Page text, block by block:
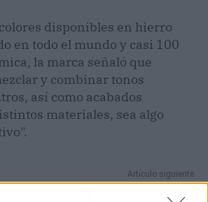
disponibles en hierro
en todo el mundo y casi 100
la marca señaló que
y combinar tonos
así como acabados
materiales, sea algo
Artículo siguiente